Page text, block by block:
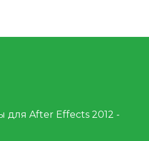
для After Effects 2012 -